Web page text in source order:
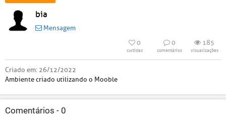
bia
Mensagem
0
curtidas
0
comentários
185
visualizações
Criado em: 26/12/2022
Ambiente criado utilizando o Mooble
Comentários - 0